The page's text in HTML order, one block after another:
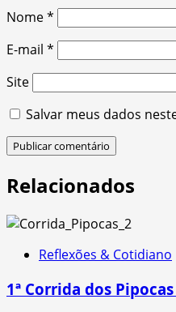
Nome*
E-mail *
Site
Salvar meus dados
Relacionados
Reflexões & Cotidiano
1ª Corrida dos